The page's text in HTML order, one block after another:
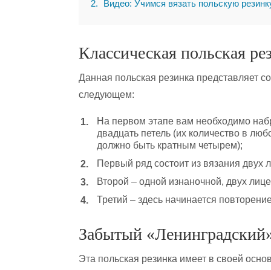
2
Видео: Учимся вязать польскую
Классическая польская
Данная польская резинка представляет
следующем:
На первом этапе вам необходимо
двадцать петель (их количество в
должно быть кратным четырем);
Первый ряд состоит из вязания двух
Второй – одной изнаночной, двух
Третий – здесь начинается
Забытый
Эта польская резинка имеет в своей